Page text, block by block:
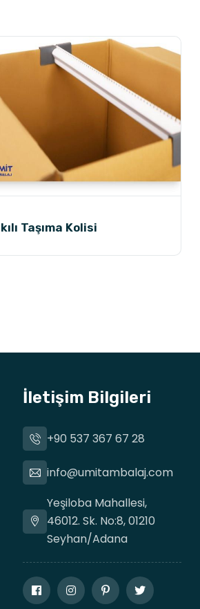
Taşıma Kolisi
İletişim Bilgileri
+90 537 367 67 28
info@umitambalaj.com
Yeşiloba Mahallesi,
46012. Sk. No:8, 01210
Seyhan/Adana